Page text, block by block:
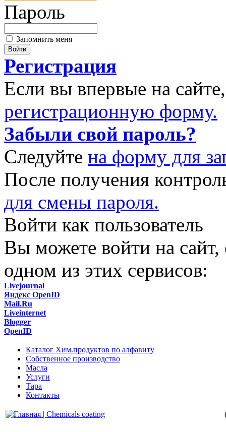
Пароль
Запомнить меня
Регистрация
Если вы впервые на
регистрационную форму.
Забыли свой пароль?
Следуйте на форму для
После получения
для смены пароля.
Войти как пользователь
Вы можете войти на сайт,
одном из этих сервисов:
Livejournal
Яндекс OpenID
Mail.Ru
Liveinternet
Blogger
OpenID
Каталог Хим.продуктов по алфавиту
Собственное производство
Масла
Услуги
Тара
Контакты